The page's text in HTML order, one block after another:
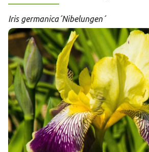
Iris germanica´Nibelungen´